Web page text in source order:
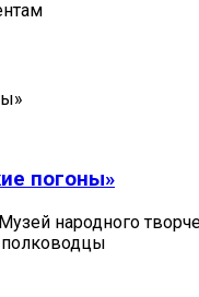
погоны»
народного
полководцы